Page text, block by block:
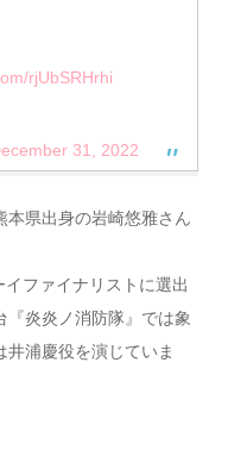
rjUbSRHrhi
31, 2022
県出身の岩崎悠雅さん
ファイナリストに選出
『炎炎ノ消防隊』では象
井浦慶役を演じていま